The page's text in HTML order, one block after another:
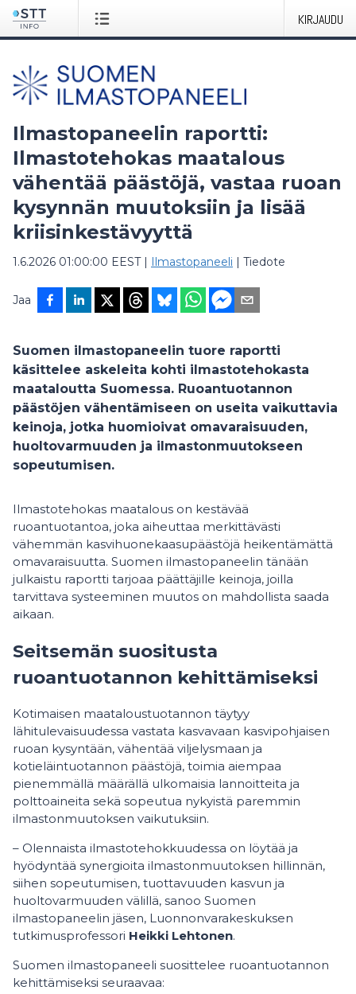
KIRJAUDU
Ilmastopaneelin raportti:
Ilmastotehokas maatalous
vähentää päästöjä, vastaa ruoan
kysynnän muutoksiin ja lisää
kriisinkestävyyttä
1.6.2026 01:00:00 EEST| Ilmastopaneeli | Tiedote
Jaa
Suomen ilmastopaneelin tuore raportti
käsittelee askeleita kohti ilmastotehokasta
maataloutta Suomessa. Ruoantuotannon
päästöjen vähentämiseen on useita vaikuttavia
keinoja, jotka huomioivat omavaraisuuden,
huoltovarmuuden ja ilmastonmuutokseen
sopeutumisen.
Ilmastotehokas maatalous on kestävää
ruoantuotantoa, joka aiheuttaa merkittävästi
vähemmän kasvihuonekaasupäästöjä heikentämättä
omavaraisuutta. Suomen ilmastopaneelin tänään
julkaistu raportti tarjoaa päättäjille keinoja, joilla
tarvittava systeeminen muutos on mahdollista saada
aikaan.
Seitsemän suositusta
ruoantuotannon kehittämiseksi
Kotimaisen maataloustuotannon täytyy
lähitulevaisuudessa vastata kasvavaan kasvipohjaisen
ruoan kysyntään, vähentää viljelysmaan ja
kotieläintuotannon päästöjä, toimia aiempaa
pienemmällä määrällä ulkomaisia lannoitteita ja
polttoaineita sekä sopeutua nykyistä paremmin
ilmastonmuutoksen vaikutuksiin.
– Olennaista ilmastotehokkuudessa on löytää ja
hyödyntää synergioita ilmastonmuutoksen hillinnän,
siihen sopeutumisen, tuottavuuden kasvun ja
huoltovarmuuden välillä, sanoo Suomen
ilmastopaneelin jäsen, Luonnonvarakeskuksen
tutkimusprofessori Heikki Lehtonen.
Suomen ilmastopaneeli suosittelee ruoantuotannon
kehittämiseksi seuraavaa: